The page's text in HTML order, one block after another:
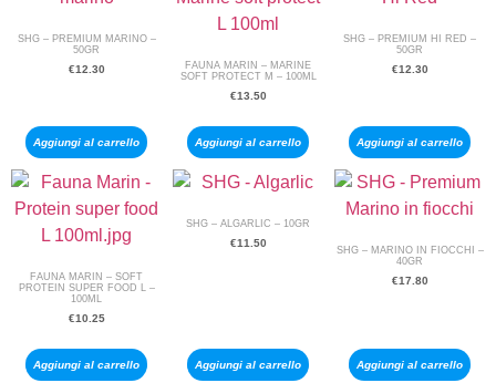
SHG – PREMIUM MARINO –
50GR
€12.30
Aggiungi al carrello
FAUNA MARIN – MARINE
SOFT PROTECT M – 100ML
€13.50
Aggiungi al carrello
SHG – PREMIUM HI RED –
50GR
€12.30
Aggiungi al carrello
FAUNA MARIN – SOFT
PROTEIN SUPER FOOD L –
100ML
€10.25
Aggiungi al carrello
SHG – ALGARLIC – 10GR
€11.50
Aggiungi al carrello
SHG – MARINO IN FIOCCHI –
40GR
€17.80
Aggiungi al carrello